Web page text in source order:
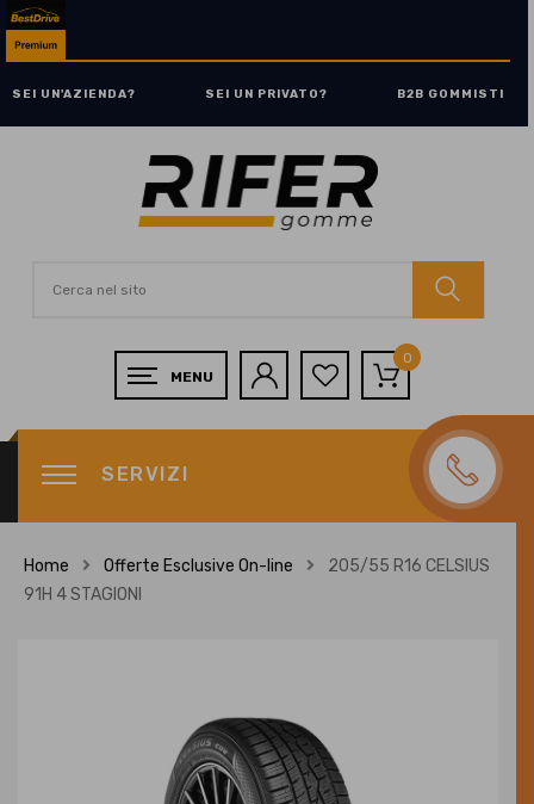
SEI UN'AZIENDA? SEI UN PRIVATO? B2B GOMMISTI
0
SERVIZI
Home Offerte Esclusive On-line
205/55 R16 CELSIUS
91H 4 STAGIONI